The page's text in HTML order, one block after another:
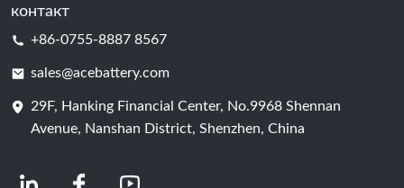
Центр обробки даних та серверна кімната
Елемент батареї
Новини
контакт
+86-0755-8887 8567
sales@acebattery.com
29F, Hanking Financial Center, No.9968 Shennan
Avenue, Nanshan District, Shenzhen, China